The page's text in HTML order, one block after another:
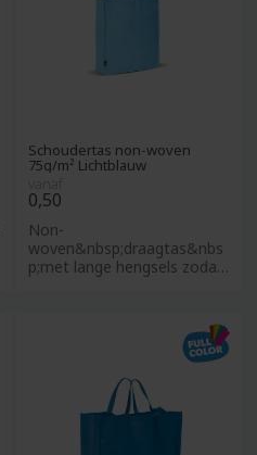
Schoudertas non-woven
75g/m² Lichtblauw
0,50
Non-
woven&nbsp;draagtas&nbs
p;met lange hengsels zodat